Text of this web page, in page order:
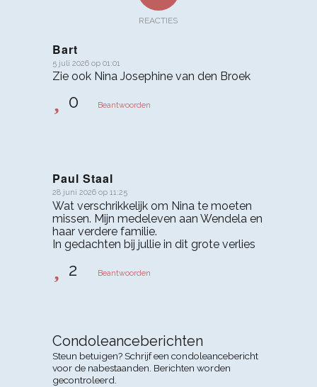
REACTIES
Bart
zegt:
5 juli 2026 op 01:01
Zie ook Nina Josephine van den Broek
0 Beantwoorden
Paul Staal
zegt:
28 juni 2026 op 11:25
Wat verschrikkelijk om Nina te moeten
missen. Mijn medeleven aan Wendela en
haar verdere familie.
In gedachten bij jullie in dit grote verlies
2 Beantwoorden
Condoleanceberichten
Steun betuigen? Schrijf een condoleancebericht
voor de nabestaanden. Berichten worden
gecontroleerd.